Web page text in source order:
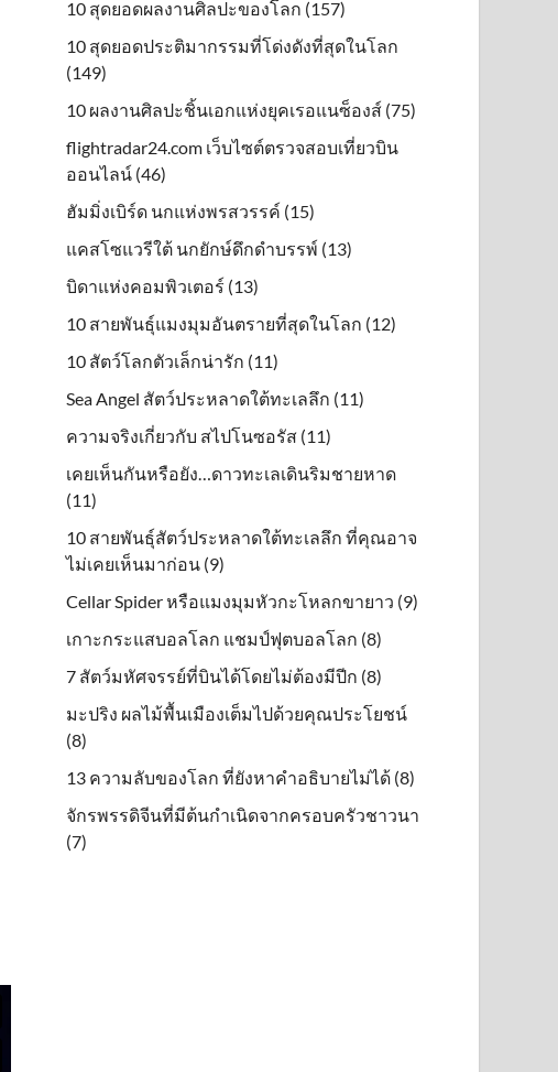
10 สุดยอดผลงานศิลปะของโลก (157)
10 สุดยอดประติมากรรมที่โด่งดังที่สุดในโลก
(149)
10 ผลงานศิลปะชิ้นเอกแห่งยุคเรอแนซ็องส์ (75)
flightradar24.com เว็บไซต์ตรวจสอบเที่ยวบิน
ออนไลน์ (46)
ฮัมมิ่งเบิร์ด นกแห่งพรสวรรค์ (15)
แคสโซแวรีใต้ นกยักษ์ดึกดําบรรพ์ (13)
บิดาแห่งคอมพิวเตอร์ (13)
10 สายพันธุ์แมงมุมอันตรายที่สุดในโลก (12)
10 สัตว์โลกตัวเล็กน่ารัก (11)
Sea Angel สัตว์ประหลาดใต้ทะเลลึก (11)
ความจริงเกี่ยวกับ สไปโนซอรัส (11)
เคยเห็นกันหรือยัง…ดาวทะเลเดินริมชายหาด
(11)
10 สายพันธุ์สัตว์ประหลาดใต้ทะเลลึก ที่คุณอาจ
ไม่เคยเห็นมาก่อน (9)
Cellar Spider หรือแมงมุมหัวกะโหลกขายาว (9)
เกาะกระแสบอลโลก แชมป์ฟุตบอลโลก (8)
7 สัตว์มหัศจรรย์ที่บินได้โดยไม่ต้องมีปีก (8)
มะปริง ผลไม้พื้นเมืองเต็มไปด้วยคุณประโยชน์
(8)
13 ความลับของโลก ที่ยังหาคำอธิบายไม่ได้ (8)
จักรพรรดิจีนที่มีต้นกำเนิดจากครอบครัวชาวนา
(7)